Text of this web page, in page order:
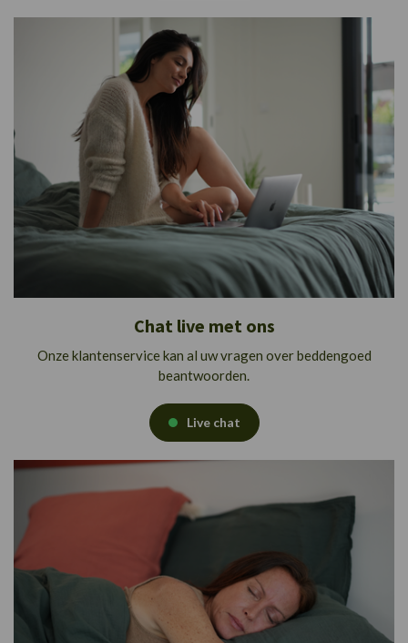
Chat live met ons
Onze klantenservice kan al uw vragen over beddengoed
beantwoorden.
Live chat